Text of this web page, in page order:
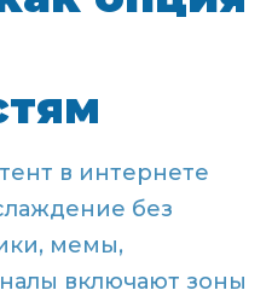
в интернете
без
мемы,
включают зоны